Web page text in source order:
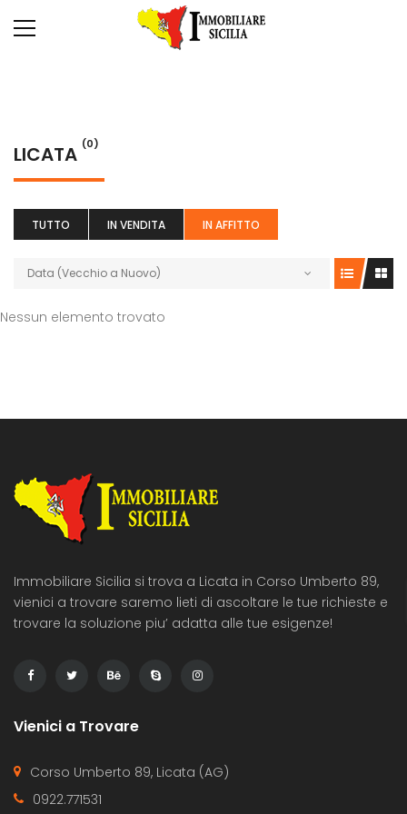
LICATA (0)
TUTTO IN VENDITA IN AFFITTO
Data (Vecchio a Nuovo)
Nessun elemento trovato
Immobiliare Sicilia si trova a Licata in Corso Umberto 89,
vienici a trovare saremo lieti di ascoltare le tue richieste e
trovare la soluzione piu’ adatta alle tue esigenze!
Vienici a Trovare
Corso Umberto 89, Licata (AG)
0922.771531